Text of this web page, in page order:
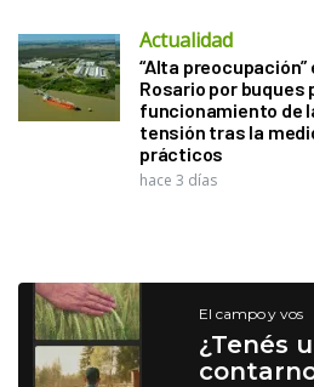
Actualidad
“Alta
Rosario por buques
funcionamiento de
tensión tras la
prácticos
hace 3 días
El campo y vos
¿Tenés